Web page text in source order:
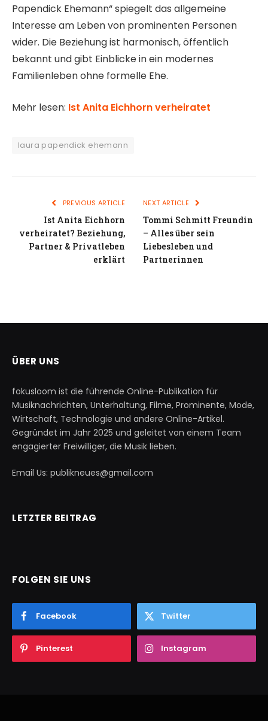
Papendick Ehemann“ spiegelt das allgemeine
Interesse am Leben von prominenten Personen
wider. Die Beziehung ist harmonisch, öffentlich
bekannt und gibt Einblicke in ein modernes
Familienleben ohne formelle Ehe.
Mehr lesen: Ist Anita Eichhorn verheiratet
laura papendick ehemann
PREVIOUS ARTICLE
Ist Anita Eichhorn
verheiratet? Beziehung,
Partner & Privatleben
erklärt
NEXT ARTICLE
Tommi Schmitt Freundin
– Alles über sein
Liebesleben und
Partnerinnen
ÜBER UNS
fokusloom ist die führende Online-Publikation für
Musiknachrichten, Unterhaltung, Filme, Prominente, Mode,
Wirtschaft, Technologie und andere Online-Artikel.
Gegründet im Jahr 2025 und geleitet von einem Team
engagierter Freiwilliger, die Musik lieben.
Email Us: publikneues@gmail.com
LETZTER BEITRAG
FOLGEN SIE UNS
Facebook Twitter
Pinterest Instagram